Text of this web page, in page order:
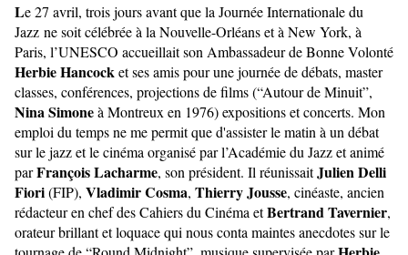
Le 27 avril, trois jours avant que la Journée Internationale du
Jazz ne soit célébrée à la Nouvelle-Orléans et à New York, à
Paris, l’UNESCO accueillait son Ambassadeur de Bonne Volonté
Herbie Hancocket ses amis pour une journée de débats, master
classes, conférences, projections de films (“Autour de Minuit”,
Nina Simoneà Montreux en 1976) expositions et concerts. Mon
emploi du temps ne me permit que d'assisterle matin à un débat
sur le jazz et le cinéma organisé par l’Académie du Jazz et animé
parFrançois Lacharme, son président. Il réunissaitJulienDelli
Fiori(FIP), Vladimir Cosma, Thierry Jousse, cinéaste, ancien
rédacteur en chef des Cahiers du Cinéma etBertrand Tavernier,
orateur brillant et loquace qui nous conta maintes anecdotes sur le